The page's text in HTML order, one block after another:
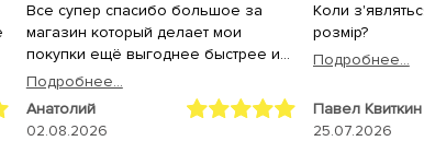
Все супер спасибо большое за
магазин который делает мои
покупки ещё выгоднее быстрее и
качественнее,спасибо большое
всему коллективу магазина
Sezon.ua за самоё лучшее
Подробнее...
Анатолий
02.08.2026
Коли
розмір?
Подробнее...
Павел Квиткин
25.07.2026